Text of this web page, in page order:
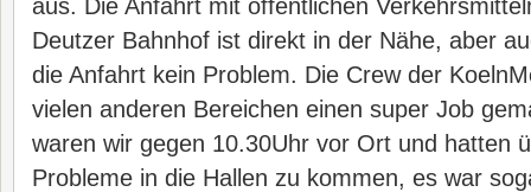
aus. Die Anfahrt mit öffentlichen
Deutzer Bahnhof ist direkt in der Nähe, aber
die Anfahrt kein Problem. Die Crew der
vielen anderen Bereichen einen super Job
waren wir gegen 10.30Uhr vor Ort und hatten
Probleme in die Hallen zu kommen, es war